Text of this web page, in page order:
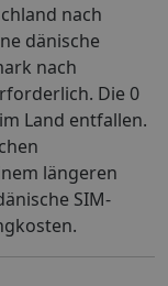
nach
dänische
nach
Die 0
Land entfallen.
längeren
SIM-